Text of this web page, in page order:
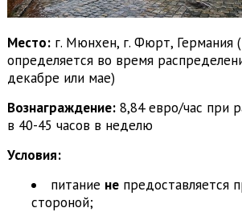
Место: г. Мюнхен, г. Фюрт, Германия
определяется во время
декабре или мае)
Вознаграждение: 8,84 евро/час при
в 40-45 часов в неделю
Условия:
питание не предоставляется
стороной;